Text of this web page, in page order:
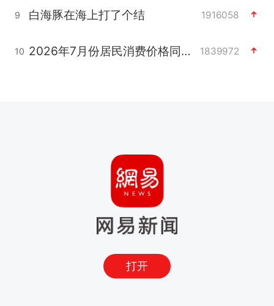
9 白海豚在海上打了个结 1916058
10 2026年7月份居民消费价格同比上涨0.5% 1839972
打开